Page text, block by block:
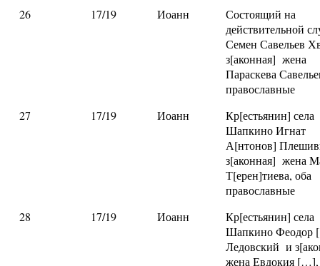
26 17/19 Иоанн
Состоящий на
действительной
Семен Савельев
з[аконная] жена
Параскева
православные
27
17/19 Иоанн
Кр[естьянин] села
Шапкино Игнат
А[нтонов]
з[аконная] жена
Т[ерен]тиева, оба
православные
28
17/19 Иоанн
Кр[естьянин] села
Шапкино
Ледовский и
жена Евдокия […],